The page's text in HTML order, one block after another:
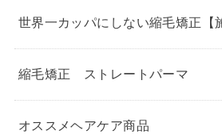
世界一カッパにしない縮毛矯正【
縮毛矯正 ストレートパーマ
オススメヘアケア商品